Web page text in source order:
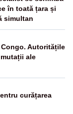
în toată țara și
simultan
Autoritățile
ale
curățarea